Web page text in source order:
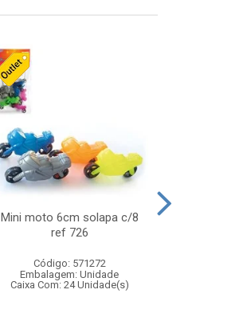
Mini moto 6cm solapa c/8
ref 726
Código: 571272
Embalagem: Unidade
Caixa Com: 24 Unidade(s)